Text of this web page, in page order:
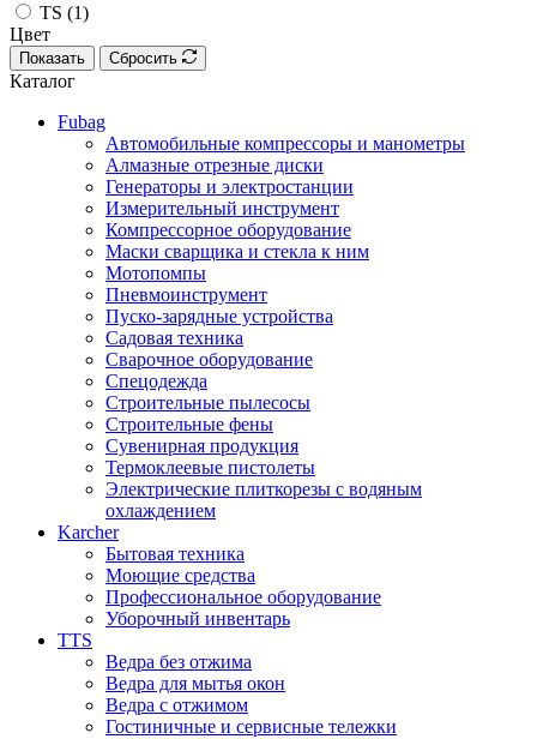
TS (1)
Цвет
Показать Сбросить
Каталог
Fubag
Автомобильные компрессоры и манометры
Алмазные отрезные диски
Генераторы и электростанции
Измерительный инструмент
Компрессорное оборудование
Маски сварщика и стекла к ним
Мотопомпы
Пневмоинструмент
Пуско-зарядные устройства
Садовая техника
Сварочное оборудование
Спецодежда
Строительные пылесосы
Строительные фены
Сувенирная продукция
Термоклеевые пистолеты
Электрические плиткорезы с водяным
охлаждением
Karcher
Бытовая техника
Моющие средства
Профессиональное оборудование
Уборочный инвентарь
TTS
Ведра без отжима
Ведра для мытья окон
Ведра с отжимом
Гостиничные и сервисные тележки